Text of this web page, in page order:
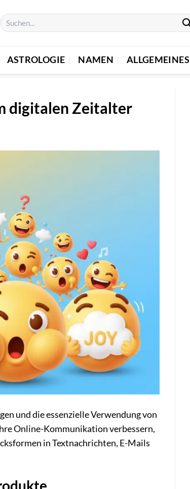
ASTROLOGIE NAMEN ALLGEMEINES
digitalen Zeitalter
und die essenzielle Verwendung von
Online-Kommunikation verbessern,
in Textnachrichten, E-Mails